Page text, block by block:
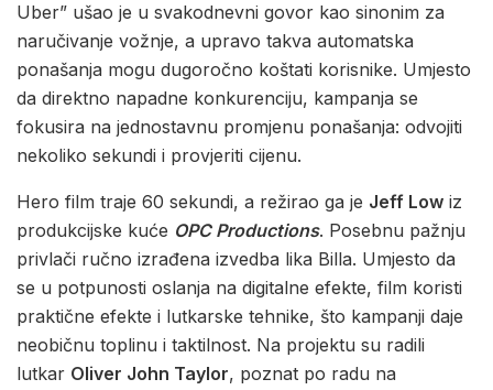
Uber” ušao je u svakodnevni govor kao sinonim za
naručivanje vožnje, a upravo takva automatska
ponašanja mogu dugoročno koštati korisnike. Umjesto
da direktno napadne konkurenciju, kampanja se
fokusira na jednostavnu promjenu ponašanja: odvojiti
nekoliko sekundi i provjeriti cijenu.
Hero film traje 60 sekundi, a režirao ga je Jeff Low iz
produkcijske kuće OPC Productions. Posebnu pažnju
privlači ručno izrađena izvedba lika Billa. Umjesto da
se u potpunosti oslanja na digitalne efekte, film koristi
praktične efekte i lutkarske tehnike, što kampanji daje
neobičnu toplinu i taktilnost. Na projektu su radili
lutkar Oliver John Taylor, poznat po radu na